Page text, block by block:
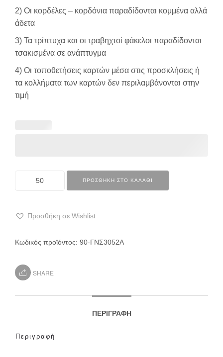
2) Οι κορδέλες – κορδόνια παραδίδονται κομμένα αλλά
άδετα
3) Τα τρίπτυχα και οι τραβηχτοί φάκελοι παραδίδονται
τσακισμένα σε ανάπτυγμα
4) Οι τοποθετήσεις καρτών μέσα στις προσκλήσεις ή
τα κολλήματα των καρτών δεν περιλαμβάνονται στην
τιμή
ΠΡΟΣΘΉΚΗ ΣΤΟ ΚΑΛΆΘΙ
Προσθήκη σε Wishlist
Κωδικός προϊόντος: 90-ΓΝΣ3052Α
SHARE
ΠΕΡΙΓΡΑΦΉ
Περιγραφή